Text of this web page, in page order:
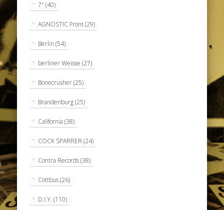
7" (40)
AGNOSTIC Front(29)
Berlin (54)
berliner Weisse (27)
Bonecrusher(25)
Brandenburg(25)
California (38)
COCK SPARRER (24)
Contra Records(38)
Cottbus(26)
D.I.Y. (110)